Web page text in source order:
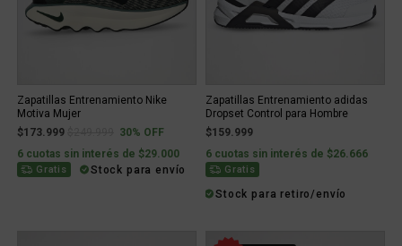
Zapatillas Entrenamiento Nike
Motiva Mujer
$173.999
Price reduced from
to30% OFF
6 cuotas sin interés de $29.000
Gratis Stock para envío
Zapatillas Entrenamiento adidas
Dropset Control para Hombre
$159.999
6 cuotas sin interés de $26.666
Gratis
Stock para retiro/envío